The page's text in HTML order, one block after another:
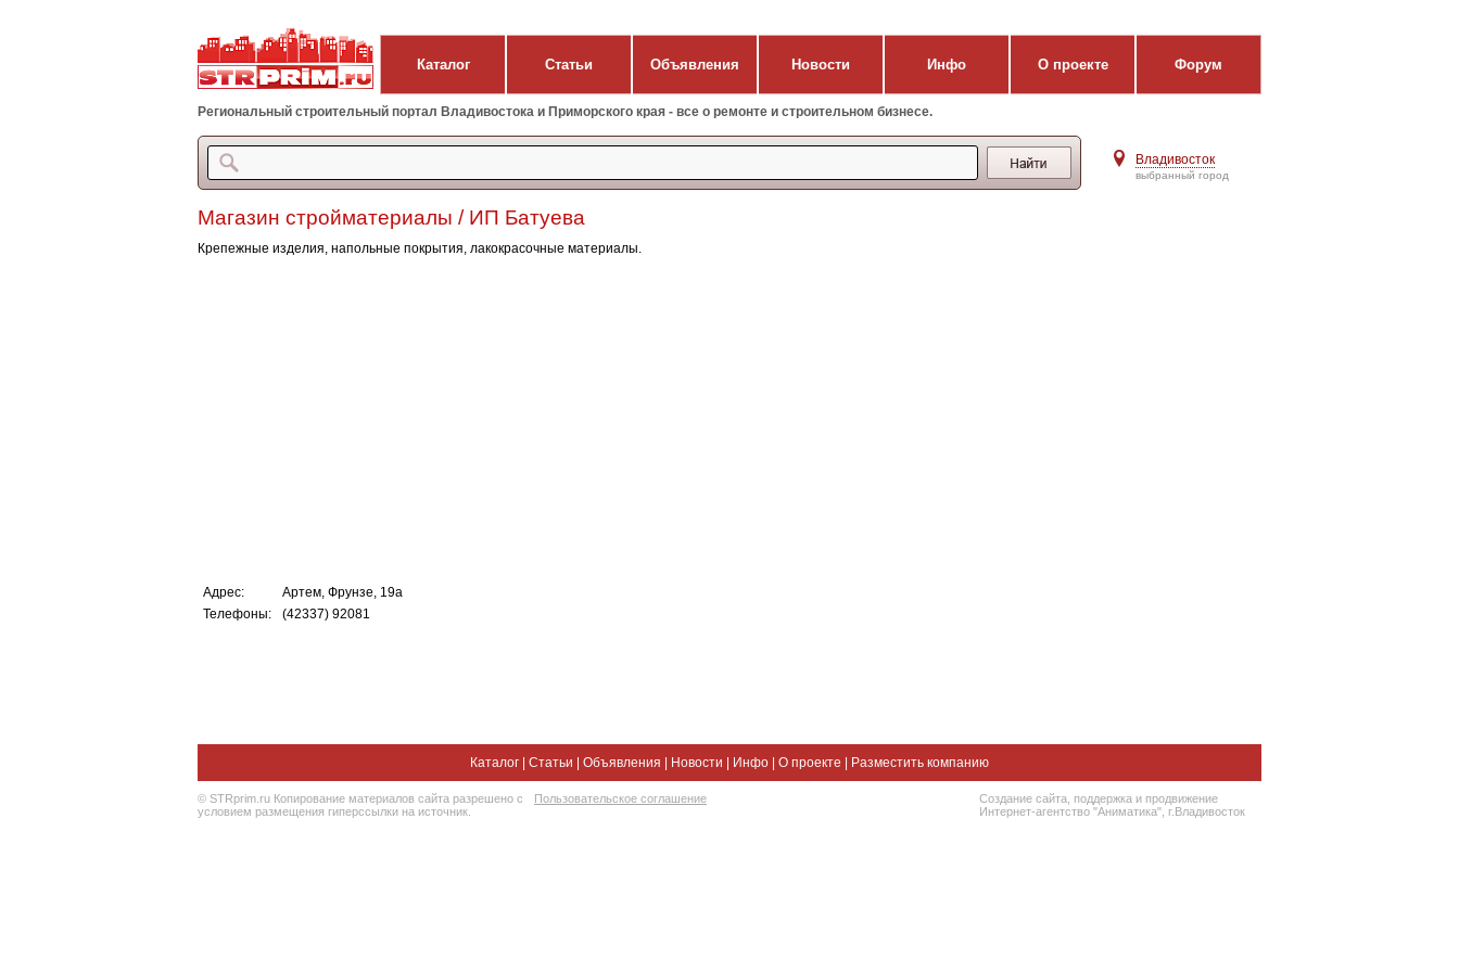
Каталог Статьи Объявления Новости Инфо О проекте Форум
Региональный строительный портал Владивостока и Приморского края - все о ремонте и строительном бизнесе.
Владивосток
выбранный город
Магазин стройматериалы / ИП Батуева
Крепежные изделия, напольные покрытия, лакокрасочные материалы.
Адрес:
Артем, Фрунзе, 19а
Телефоны:
(42337) 92081
Каталог Статьи Объявления Новости Инфо О проекте Разместить компанию
© STRprim.ru Копирование материалов сайта разрешено с
условием размещения гиперссылки на источник.
Пользовательское соглашение Создание сайта , поддержка и продвижение
Интернет-агентство "Аниматика", г.Владивосток